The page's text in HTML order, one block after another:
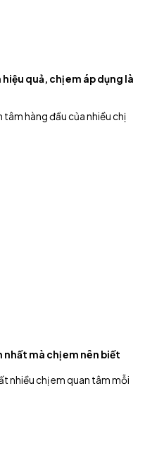
quả, chị em áp dụng là
tâm hàng đầu của nhiều chị
nhất mà chị em nên biết
nhiều chị em quan tâm mỗi